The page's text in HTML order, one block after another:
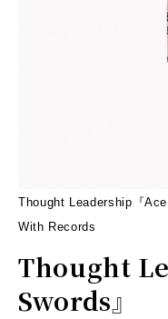
Thought Leadership『
With Records
Thought
Swords』